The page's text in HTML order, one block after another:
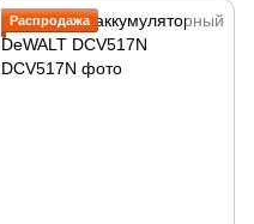
Распродажа